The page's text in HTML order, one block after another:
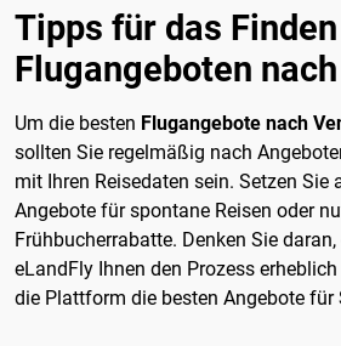
Tipps für das
Flugangeboten
Um die besten Flugangebote nach
sollten Sie regelmäßig nach
mit Ihren Reisedaten sein. Setzen Sie
Angebote für spontane Reisen oder
Frühbucherrabatte. Denken Sie
eLandFly Ihnen den Prozess
die Plattform die besten Angebote für